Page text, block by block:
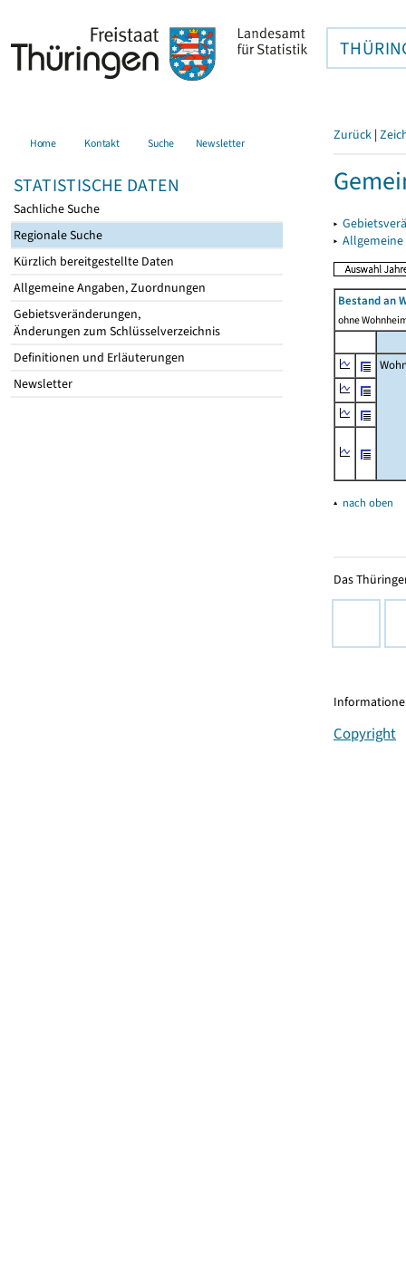
Home Kontakt Suche Newsletter
STATISTISCHE DATEN
Sachliche Suche
Regionale Suche
Kürzlich bereitgestellte Daten
Allgemeine Angaben, Zuordnungen
Gebietsveränderungen,
Änderungen zum Schlüsselverzeichnis
Definitionen und Erläuterungen
Newsletter
Zurück |
▸
▸
Bestand an
ohne
▴ nach oben
Das
Copyright